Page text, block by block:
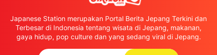
Japanese Station merupakan Portal Berita Jepang Terkini dan
Terbesar di Indonesia tentang wisata di Jepang, makanan,
gaya hidup, pop culture dan yang sedang viral di Jepang.